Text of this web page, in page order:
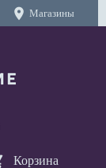
location_on Магазины
Корзина